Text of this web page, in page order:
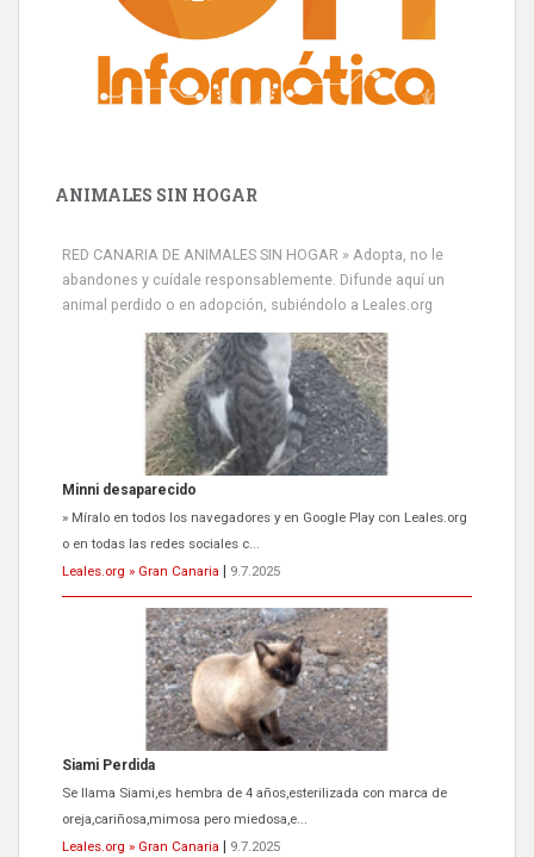
ANIMALES SIN HOGAR
RED CANARIA DE ANIMALES SIN HOGAR » Adopta, no le
abandones y cuídale responsablemente. Difunde aquí un
animal perdido o en adopción, subiéndolo a Leales.org
Minni desaparecido
» Míralo en todos los navegadores y en Google Play con Leales.org
o en todas las redes sociales c...
Leales.org » Gran Canaria
9.7.2025
Siami Perdida
Se llama Siami,es hembra de 4 años,esterilizada con marca de
oreja,cariñosa,mimosa pero miedosa,e...
Leales.org » Gran Canaria
9.7.2025